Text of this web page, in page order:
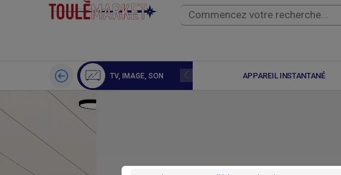
TV, IMAGE, SON
DRONE CAMERA APPAREIL INSTANTANÉ